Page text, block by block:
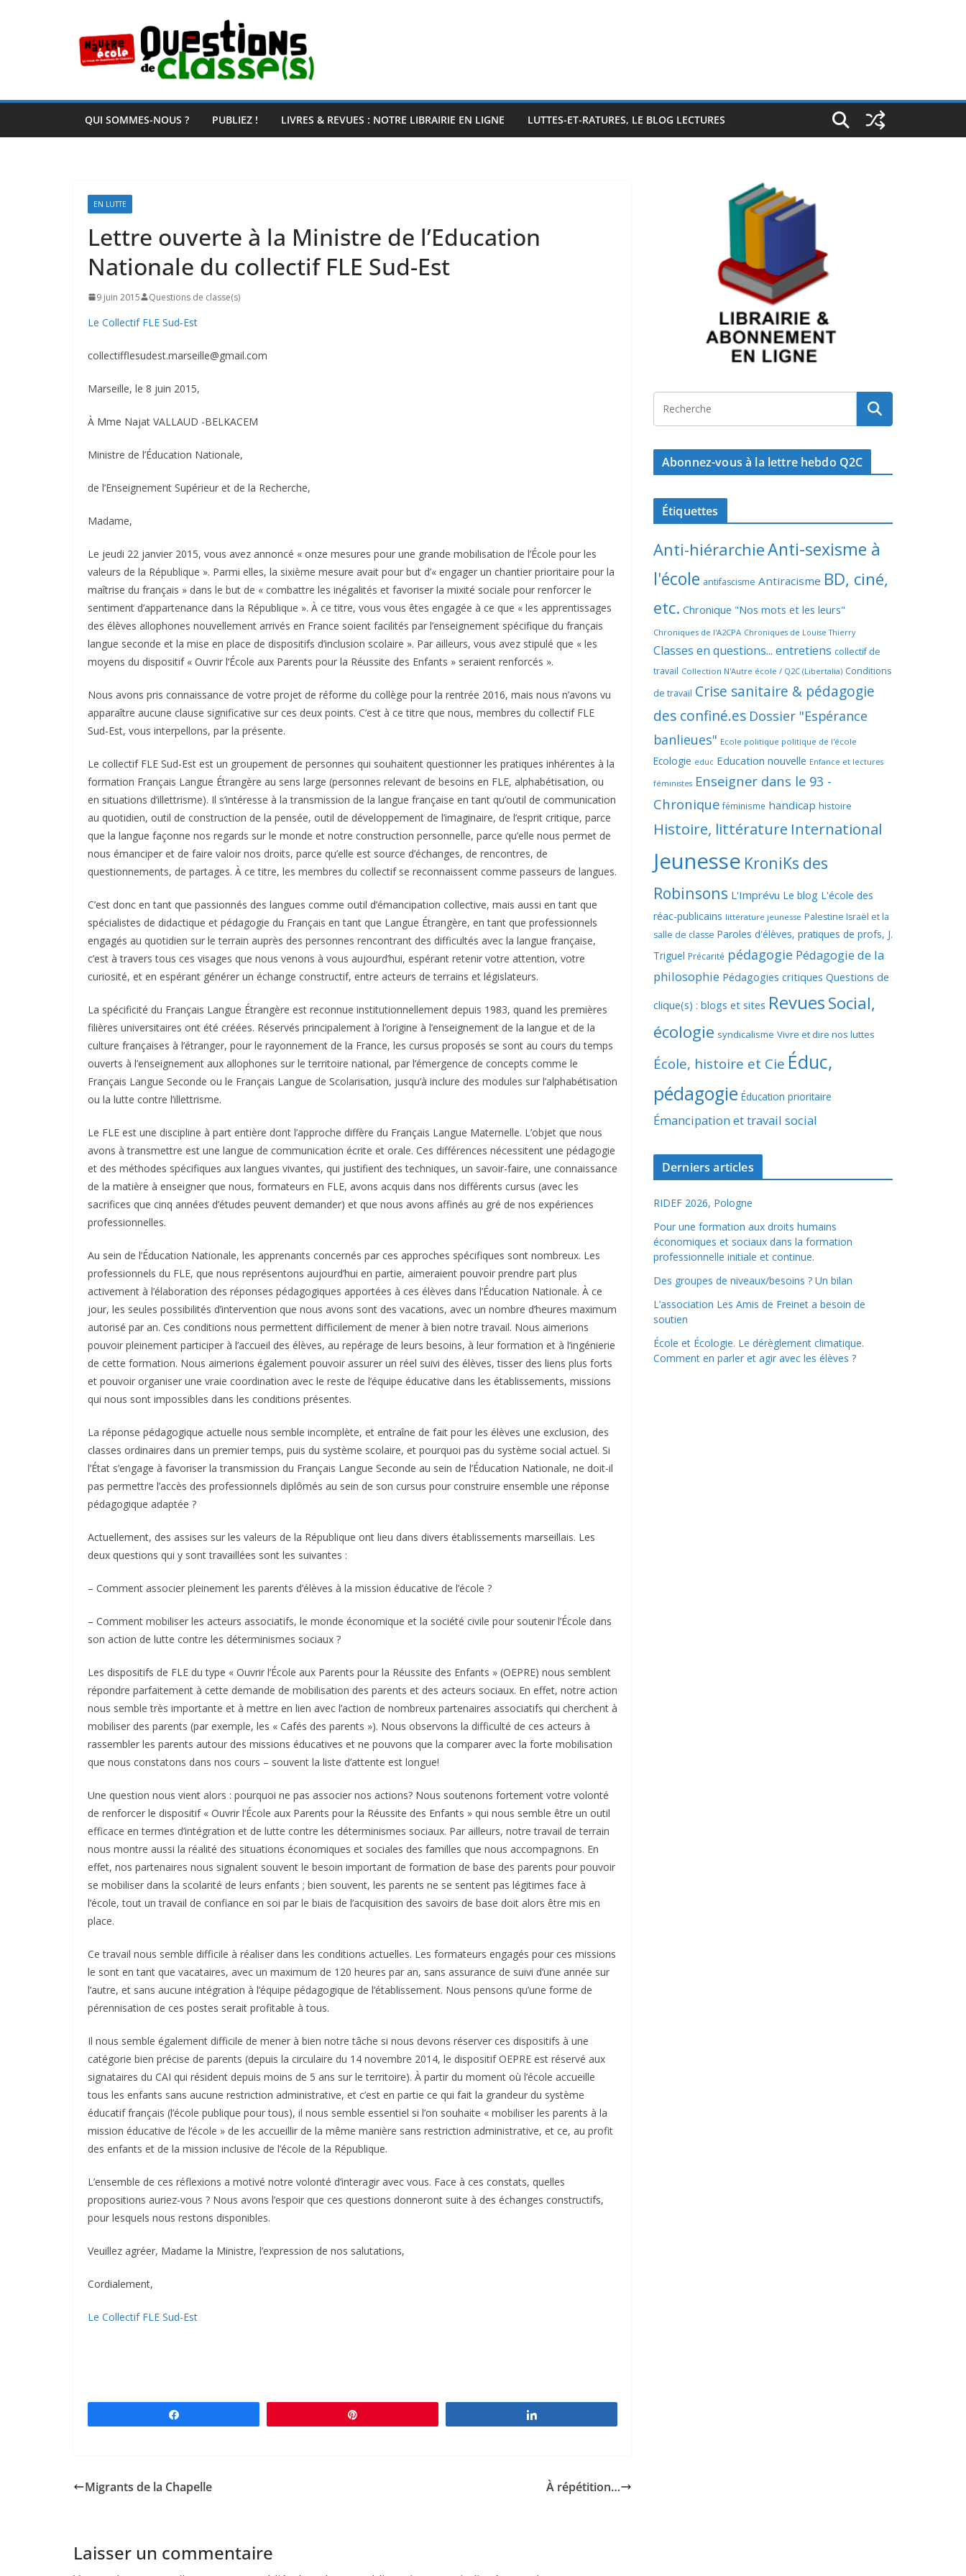
QUI SOMMES-NOUS ? PUBLIEZ ! LIVRES & REVUES : NOTRE LIBRAIRIE EN LIGNE LUTTES-ET-RATURES, LE BLOG LECTURES
EN LUTTE
Lettre ouverte à la Ministre de l’Education
Nationale du collectif FLE Sud-Est
9 juin 2015 Questions de classe(s)
Le Collectif FLE Sud-Est
collectifflesudest.marseille@gmail.com
Marseille, le 8 juin 2015,
À Mme Najat VALLAUD -BELKACEM
Ministre de l’Éducation Nationale,
de l’Enseignement Supérieur et de la Recherche,
Madame,
Le jeudi 22 janvier 2015, vous avez annoncé « onze mesures pour une grande mobilisation de l’École pour les
valeurs de la République ». Parmi elles, la sixième mesure avait pour but d’« engager un chantier prioritaire pour la
maîtrise du français » dans le but de « combattre les inégalités et favoriser la mixité sociale pour renforcer le
sentiment d’appartenance dans la République ». À ce titre, vous vous êtes engagée à ce que « les apprentissages
des élèves allophones nouvellement arrivés en France soient facilités par l’enseignement spécifique du français
langue seconde et la mise en place de dispositifs d’inclusion scolaire ». Par ailleurs, vous avez stipulé que « les
moyens du dispositif « Ouvrir l’École aux Parents pour la Réussite des Enfants » seraient renforcés ».
Nous avons pris connaissance de votre projet de réforme du collège pour la rentrée 2016, mais nous n’avons vu
apparaître aucune clause significative sur ces deux points. C’est à ce titre que nous, membres du collectif FLE
Sud-Est, vous interpellons, par la présente.
Le collectif FLE Sud-Est est un groupement de personnes qui souhaitent questionner les pratiques inhérentes à la
formation Français Langue Étrangère au sens large (personnes relevant de besoins en FLE, alphabétisation, ou
en situations d’illettrisme). Il s’intéresse à la transmission de la langue française en tant qu’outil de communication
au quotidien, outil de construction de la pensée, outil de développement de l’imaginaire, de l’esprit critique, parce
que la langue façonne nos regards sur le monde et notre construction personnelle, parce qu’elle nous permet de
nous émanciper et de faire valoir nos droits, parce qu’elle est source d’échanges, de rencontres, de
questionnements, de partages. À ce titre, les membres du collectif se reconnaissent comme passeurs de langues.
C’est donc en tant que passionnés des langues comme outil d’émancipation collective, mais aussi en tant que
spécialistes de didactique et pédagogie du Français en tant que Langue Étrangère, en tant que professionnels
engagés au quotidien sur le terrain auprès des personnes rencontrant des difficultés avec la langue française,
c’est à travers tous ces visages que nous venons à vous aujourd’hui, espérant retenir votre attention, votre
curiosité, et en espérant générer un échange constructif, entre acteurs de terrains et législateurs.
La spécificité du Français Langue Étrangère est reconnue institutionnellement depuis 1983, quand les premières
filières universitaires ont été créées. Réservés principalement à l’origine à l’enseignement de la langue et de la
culture françaises à l’étranger, pour le rayonnement de la France, les cursus proposés se sont au cours du temps
ouverts à l’enseignement aux allophones sur le territoire national, par l’émergence de concepts comme le
Français Langue Seconde ou le Français Langue de Scolarisation, jusqu’à inclure des modules sur l’alphabétisation
ou la lutte contre l’illettrisme.
Le FLE est une discipline à part entière dont l’approche diffère du Français Langue Maternelle. L’objet que nous
avons à transmettre est une langue de communication écrite et orale. Ces différences nécessitent une pédagogie
et des méthodes spécifiques aux langues vivantes, qui justifient des techniques, un savoir-faire, une connaissance
de la matière à enseigner que nous, formateurs en FLE, avons acquis dans nos différents cursus (avec les
sacrifices que cinq années d’études peuvent demander) et que nous avons affinés au gré de nos expériences
professionnelles.
Au sein de l’Éducation Nationale, les apprenants concernés par ces approches spécifiques sont nombreux. Les
professionnels du FLE, que nous représentons aujourd’hui en partie, aimeraient pouvoir prendre part plus
activement à l’élaboration des réponses pédagogiques apportées à ces élèves dans l’Éducation Nationale. À ce
jour, les seules possibilités d’intervention que nous avons sont des vacations, avec un nombre d’heures maximum
autorisé par an. Ces conditions nous permettent difficilement de mener à bien notre travail. Nous aimerions
pouvoir pleinement participer à l’accueil des élèves, au repérage de leurs besoins, à leur formation et à l’ingénierie
de cette formation. Nous aimerions également pouvoir assurer un réel suivi des élèves, tisser des liens plus forts
et pouvoir organiser une vraie coordination avec le reste de l’équipe éducative dans les établissements, missions
qui nous sont impossibles dans les conditions présentes.
La réponse pédagogique actuelle nous semble incomplète, et entraîne de fait pour les élèves une exclusion, des
classes ordinaires dans un premier temps, puis du système scolaire, et pourquoi pas du système social actuel. Si
l’État s’engage à favoriser la transmission du Français Langue Seconde au sein de l’Éducation Nationale, ne doit-il
pas permettre l’accès des professionnels diplômés au sein de son cursus pour construire ensemble une réponse
pédagogique adaptée ?
Actuellement, des assises sur les valeurs de la République ont lieu dans divers établissements marseillais. Les
deux questions qui y sont travaillées sont les suivantes :
– Comment associer pleinement les parents d’élèves à la mission éducative de l’école ?
– Comment mobiliser les acteurs associatifs, le monde économique et la société civile pour soutenir l’École dans
son action de lutte contre les déterminismes sociaux ?
Les dispositifs de FLE du type « Ouvrir l’École aux Parents pour la Réussite des Enfants » (OEPRE) nous semblent
répondre parfaitement à cette demande de mobilisation des parents et des acteurs sociaux. En effet, notre action
nous semble très importante et à mettre en lien avec l’action de nombreux partenaires associatifs qui cherchent à
mobiliser des parents (par exemple, les « Cafés des parents »). Nous observons la difficulté de ces acteurs à
rassembler les parents autour des missions éducatives et ne pouvons que la comparer avec la forte mobilisation
que nous constatons dans nos cours – souvent la liste d’attente est longue!
Une question nous vient alors : pourquoi ne pas associer nos actions? Nous soutenons fortement votre volonté
de renforcer le dispositif « Ouvrir l’École aux Parents pour la Réussite des Enfants » qui nous semble être un outil
efficace en termes d’intégration et de lutte contre les déterminismes sociaux. Par ailleurs, notre travail de terrain
nous montre aussi la réalité des situations économiques et sociales des familles que nous accompagnons. En
effet, nos partenaires nous signalent souvent le besoin important de formation de base des parents pour pouvoir
se mobiliser dans la scolarité de leurs enfants ; bien souvent, les parents ne se sentent pas légitimes face à
l’école, tout un travail de confiance en soi par le biais de l’acquisition des savoirs de base doit alors être mis en
place.
Ce travail nous semble difficile à réaliser dans les conditions actuelles. Les formateurs engagés pour ces missions
le sont en tant que vacataires, avec un maximum de 120 heures par an, sans assurance de suivi d’une année sur
l’autre, et sans aucune intégration à l’équipe pédagogique de l’établissement. Nous pensons qu’une forme de
pérennisation de ces postes serait profitable à tous.
Il nous semble également difficile de mener à bien notre tâche si nous devons réserver ces dispositifs à une
catégorie bien précise de parents (depuis la circulaire du 14 novembre 2014, le dispositif OEPRE est réservé aux
signataires du CAI qui résident depuis moins de 5 ans sur le territoire). À partir du moment où l’école accueille
tous les enfants sans aucune restriction administrative, et c’est en partie ce qui fait la grandeur du système
éducatif français (l’école publique pour tous), il nous semble essentiel si l’on souhaite « mobiliser les parents à la
mission éducative de l’école » de les accueillir de la même manière sans restriction administrative, et ce, au profit
des enfants et de la mission inclusive de l’école de la République.
L’ensemble de ces réflexions a motivé notre volonté d’interagir avec vous. Face à ces constats, quelles
propositions auriez-vous ? Nous avons l’espoir que ces questions donneront suite à des échanges constructifs,
pour lesquels nous restons disponibles.
Veuillez agréer, Madame la Ministre, l’expression de nos salutations,
Cordialement,
Le Collectif FLE Sud-Est
Migrants de la Chapelle À répétition…
Laisser un commentaire
Abonnez-vous à la lettre hebdo Q2C
Étiquettes
Anti-hiérarchieAnti-sexisme à
l'école antifascisme Antiracisme BD, ciné,
etc. Chronique "Nos mots et les leurs"
Chroniques de l'A2CPA Chroniques de Louise Thierry
Classes en questions... entretiens collectif de
travail Collection N'Autre école / Q2C (Libertalia) Conditions
de travail Crise sanitaire & pédagogie
des confiné.es Dossier "Espérance
banlieues" Ecole politique politique de l'école
Ecologie educ Education nouvelle Enfance et lectures
féministes Enseigner dans le 93 -
Chronique féminisme handicap histoire
Histoire, littérature International
Jeunesse KroniKs des
Robinsons L'Imprévu Le blog L'école des
réac-publicains littérature jeunesse Palestine Israël et la
salle de classe Paroles d'élèves, pratiques de profs, J.
Triguel Précarité pédagogie Pédagogie de la
philosophie Pédagogies critiques Questions de
clique(s) : blogs et sites RevuesSocial,
écologie syndicalisme Vivre et dire nos luttes
École, histoire et Cie Éduc,
pédagogie Éducation prioritaire
Émancipation et travail social
Derniers articles
RIDEF 2026, Pologne
Pour une formation aux droits humains
économiques et sociaux dans la formation
professionnelle initiale et continue.
Des groupes de niveaux/besoins ? Un bilan
L’association Les Amis de Freinet a besoin de
soutien
École et Écologie. Le dérèglement climatique.
Comment en parler et agir avec les élèves ?